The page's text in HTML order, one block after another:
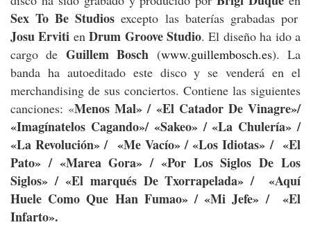
Sex To Be Studios excepto las baterías grabadas por
Josu Erviti enDrum Groove Studio. El diseño ha ido a
cargo de Guillem Bosch (www.guillembosch.es). La
banda ha autoeditado este disco y se venderá en el
merchandising de sus conciertos. Contiene las siguientes
canciones: «Menos Mal» / «El Catador De Vinagre»/
«Imagínatelos Cagando»/ «Sakeo» / «La Chulería» /
«La Revolución» / «Me Vacío» / «Los Idiotas» / «El
Pato» / «Marea Gora» / «Por Los Siglos De Los
Siglos» / «El marqués De Txorrapelada» / «Aquí
Huele Como Que Han Fumao» / «Mi Jefe» / «El
Infarto».